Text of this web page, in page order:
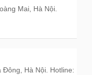
Mai, Hà Nội.
Đông, Hà Nội. Hotline: